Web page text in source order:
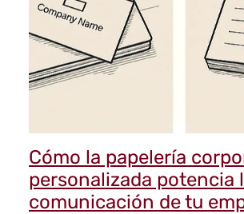
Cómo la papelería
personalizada potencia
comunicación de tu